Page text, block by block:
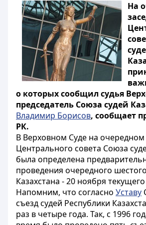
На
о которых сообщил судья
председатель Союза судей
Владимир Борисов, сообщает
РК.
В Верховном Суде на очередном
Центрального совета Союза
была определена
проведения очередного
Казахстана - 20 ноября текущего
Напомним, что согласно Уставу
съезд судей Республики
раз в четыре года. Так, с 1996